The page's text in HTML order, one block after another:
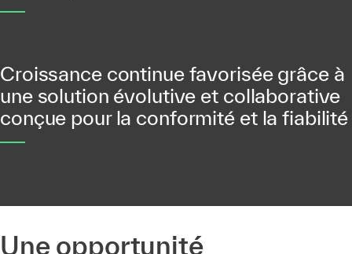
Croissance continue favorisée grâce à
une solution évolutive et collaborative
conçue pour la conformité et la fiabilité
Une opportunité